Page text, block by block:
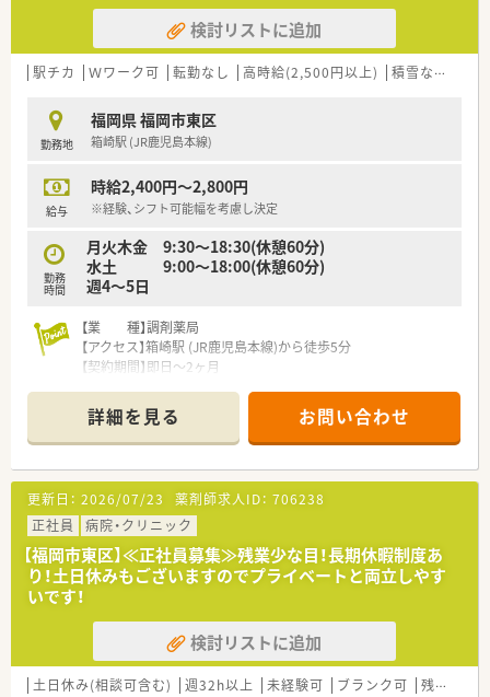
【募集背景と求める人物像について】
■今回は体制強化に伴う欠員補充の募集であり、調剤業務におい
て即戦力として貢献できる方を求めています。
■外来の患者様が多く比較的スピードが求められるため、周囲と
■在宅業務への対応や店舗目標の達成に向けて、前向きに自発的
な行動ができるキャリア志向の方を歓迎します。
■全国に多数の店舗を展開する安定した経営基盤を持ち、地域に
根差した医療の提供を大切にしている企業です。
店など多彩なアプローチで成長を続けています。
■年に1回の自己申告書提出制度があり、職場での悩みや将来の
キャリアに関する希望を人事に反映できます。
検討リストに追加
駅チカ Ｗワーク可 転勤なし 高時給(2,500円以上) 積雪なし
勤務地
福岡県 福岡市東区
箱崎駅 (JR鹿児島本線)
給与
時給2,400円～2,800円
※経験、シフト可能幅を考慮し決定
勤務
時間
月火木金 9:30〜18:30(休憩60分)
水土 9:00〜18:00(休憩60分)
週4〜5日
【業 種】調剤薬局
【アクセス】箱崎駅 (JR鹿児島本線)から徒歩5分
【契約期間】即日～2ヶ月
【勤務時間】
月火木金 9:30〜18:30(休憩60分)
水土 9:00〜18:00(休憩60分)
週4〜5日
【応需科目】内科,心療内科,外科乳腺外科
【応需枚数】100枚/日
【人員体制】
薬剤師正社員2名、パート1名 事務
********************************
＼手厚いサポートが魅力のファルマスタッフ／
■万全のサポート体制：2名体制で担当がつきしっかりサポート！
■各種保険を完備：社会保険(週20時間以上)/雇用保険/薬剤師賠
償責任保険
■充実の休暇制度：有給休暇(6ヶ月以上勤務)、夏季休暇、慶弔休
詳細を見る お問い合わせ
更新日： 2026/07/23 薬剤師求人ID： 706238
正社員
病院・クリニック
【福岡市東区】≪正社員募集≫残業少な目！長期休暇制度あ
り！土日休みもございますのでプライベートと両立しやす
いです！
検討リストに追加
土日休み(相談可含む) 週32h以上 未経験可 ブランク可 残業なし(ほぼなし含む)